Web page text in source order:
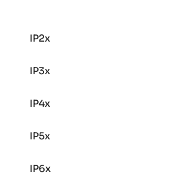
IP2x
IP3x
IP4x
IP5x
IP6x